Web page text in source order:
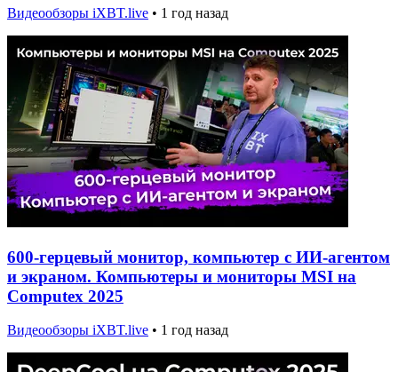
Видеообзоры iXBT.live • 1 год назад
600-герцевый монитор, компьютер с ИИ-агентом
и экраном. Компьютеры и мониторы MSI на
Computex 2025
Видеообзоры iXBT.live • 1 год назад